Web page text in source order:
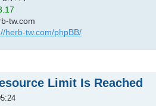
tw.com
herb-tw.com/phpBB/
Limit Is Reached